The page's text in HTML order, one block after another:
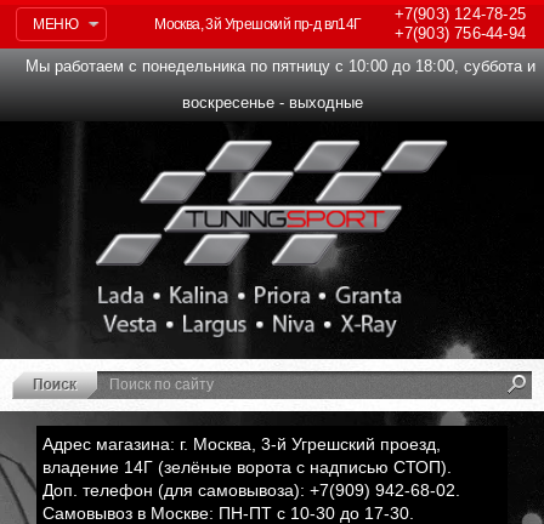
МЕНЮ
+7(903)124-78-25
+7(903)756-44-94
Москва, 3й Угрешский пр-д вл14Г
Мы работаем с понедельника по пятницу с 10:00 до 18:00, суббота и
воскресенье - выходные
Адрес магазина: г. Москва, 3-й Угрешский проезд,
владение 14Г (зелёные ворота с надписью СТОП).
Доп. телефон (для самовывоза): +7(909) 942-68-02.
Самовывоз в Москве: ПН-ПТ с 10-30 до 17-30.